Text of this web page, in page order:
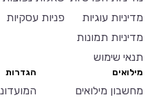
מדיניות עוגיות
מדיניות תמונות
תנאי שימוש
פניות עסקיות
מילואים
מחשבון מילואים
הגדרות